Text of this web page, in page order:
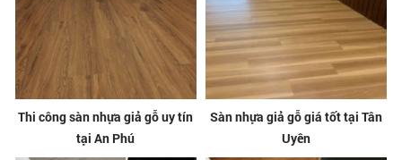
Thi công sàn nhựa giả gỗ uy tín
tại An Phú
Sàn nhựa giả gỗ giá tốt tại Tân
Uyên